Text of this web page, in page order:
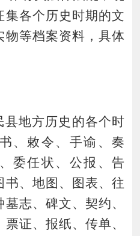
各个历史时期的文
等档案资料，具体
县地方历史的各个时
、敕令、手谕、奏
委任状、公报、告
书、地图、图表、往
志、碑文、契约、
证、报纸、传单、